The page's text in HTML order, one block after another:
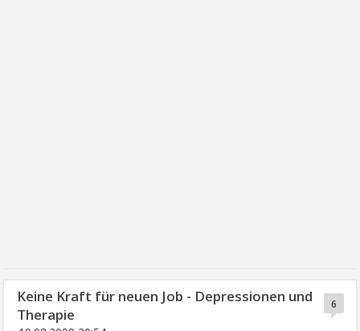
6
Keine Kraft für neuen Job - Depressionen und
Therapie